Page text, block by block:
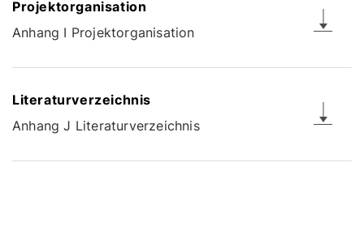
Projektorganisation
Anhang I Projektorganisation
Literaturverzeichnis
Anhang J Literaturverzeichnis